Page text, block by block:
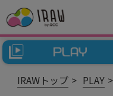
IRAWトップ PLAY